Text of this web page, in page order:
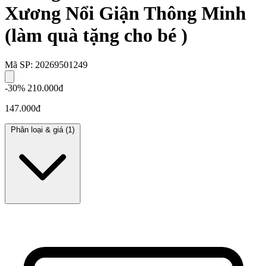
Xương Nổi Giận Thông Minh
(làm quà tặng cho bé )
Mã SP: 20269501249
-30% 210.000đ
147.000đ
Phân loại & giá (1)